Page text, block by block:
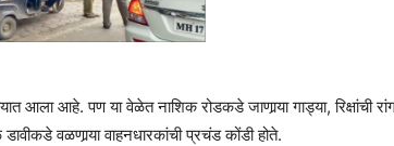
आला आहे. पण या वेळेत नाशिक रोडकडे जाणार्‍या गाड्या, रिक्षांची
वळणार्‍या वाहनधारकांची प्रचंड कोंडी होते.